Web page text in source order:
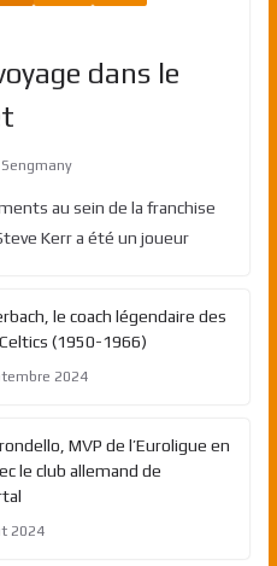
dans le
au sein de la franchise
Kerr a été un joueur
le coach légendaire des
(1950-1966)
2024
MVP de l’Euroligue en
le club allemand de
2024